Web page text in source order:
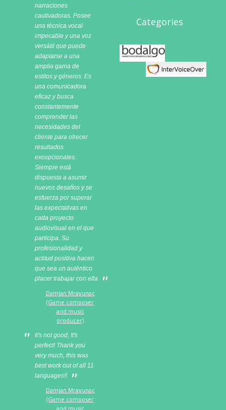
narraciones
cautivadoras. Posee
una técnica vocal
impecable y una voz
versátil que puede
adaptarse a una
amplia gama de
estilos y géneros. Es
una comunicadora
eficaz y busca
constantemente
comprender las
necesidades del
cliente para ofrecer
resultados
excepcionales.
Siempre está
dispuesta a asumir
nuevos desafíos y se
esfuerza por superar
las expectativas en
cada proyecto
audiovisual en el que
participa. Su
profesionalidad y
actitud positiva hacen
que sea un auténtico
placer trabajar con ella
Damjan Mravunac
(Game composer
and music
producer)
It's not good, It's
perfect! Thank you
very much, this was
best work out of all 11
languages!!
Damjan Mravunac
(Game composer
and music
Categories
Bodalgo